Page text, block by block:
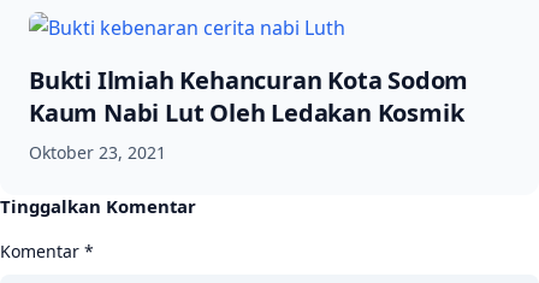
Bukti Ilmiah Kehancuran Kota Sodom
Kaum Nabi Lut Oleh Ledakan Kosmik
Oktober 23, 2021
Tinggalkan Komentar
Komentar *